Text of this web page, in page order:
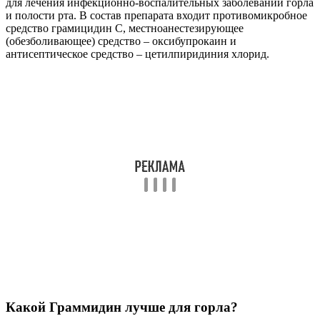
для лечения инфекционно-воспалительных заболеваний горла
и полости рта. В состав препарата входит противомикробное
средство грамицидин С, местноанестезирующее
(обезболивающее) средство – оксибупрокаин и
антисептическое средство – цетилпиридиния хлорид.
Какой Граммидин лучше для горла?